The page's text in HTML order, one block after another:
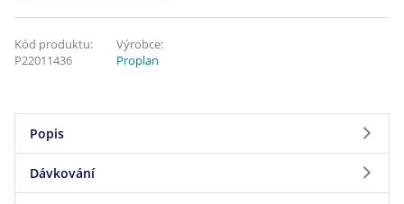
Kód produktu:
P22011436
Výrobce:
Proplan
Popis
Obsahuje OPTIDIGEST, vyvinutý s využitím
Dávkování